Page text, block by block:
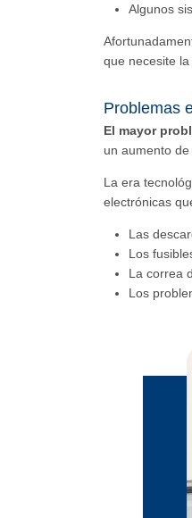
Algunos
que necesite
Problemas
El mayor
un aumento
La era
electrónicas
Las
Los
La correa
Los